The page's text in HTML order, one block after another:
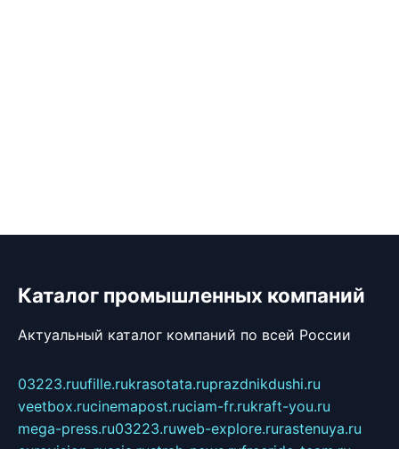
Каталог промышленных компаний
Актуальный каталог компаний по всей России
03223.ruufille.rukrasotata.ruprazdnikdushi.ru
veetbox.rucinemapost.ruciam-fr.rukraft-you.ru
mega-press.ru03223.ruweb-explore.rurastenuya.ru